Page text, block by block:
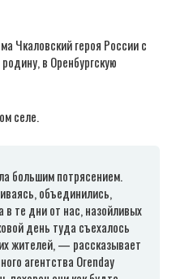
Чкаловский героя России с
в Оренбургскую
селе.
большим потрясением.
объединились,
те дни от нас, назойливых
день туда съехалось
жителей, — рассказывает
агентства Orenday